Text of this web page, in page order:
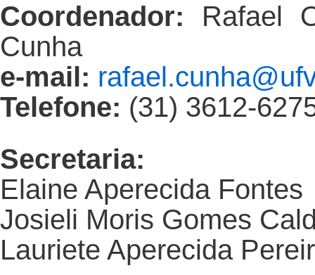
Coordenador: Rafael
Cunha
e-mail:
Telefone: (31) 3612-
Secretaria:
Elaine Aperecida Fontes
Josieli Moris Gomes
Lauriete Aperecida